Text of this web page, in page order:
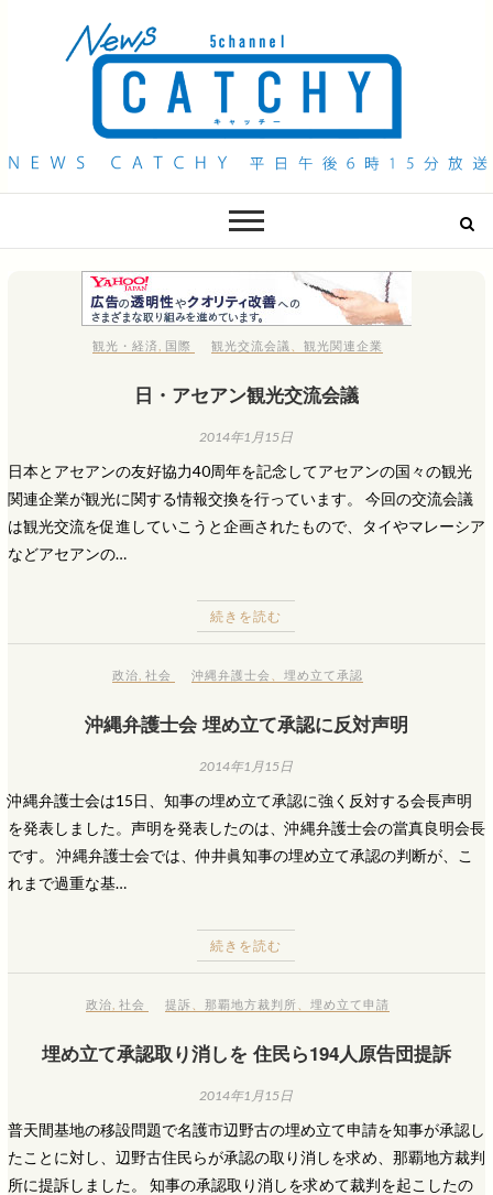
QAB NEWS Headline
観光・経済 国際 観光交流会議 、観光関連企業
日・アセアン観光交流会議
2014年1月15日
日本とアセアンの友好協力40周年を記念してアセアンの国々の観光
関連企業が観光に関する情報交換を行っています。 今回の交流会議
は観光交流を促進していこうと企画されたもので、タイやマレーシア
などアセアンの…
続きを読む
政治 ,社会 沖縄弁護士会 、埋め立て承認
沖縄弁護士会 埋め立て承認に反対声明
2014年1月15日
沖縄弁護士会は15日、知事の埋め立て承認に強く反対する会長声明
を発表しました。声明を発表したのは、沖縄弁護士会の當真良明会長
です。 沖縄弁護士会では、仲井眞知事の埋め立て承認の判断が、こ
れまで過重な基…
続きを読む
政治 ,社会 提訴 那覇地方裁判所 、埋め立て申請
埋め立て承認取り消しを 住民ら194人原告団提訴
2014年1月15日
普天間基地の移設問題で名護市辺野古の埋め立て申請を知事が承認し
たことに対し、辺野古住民らが承認の取り消しを求め、那覇地方裁判
所に提訴しました。 知事の承認取り消しを求めて裁判を起こしたの